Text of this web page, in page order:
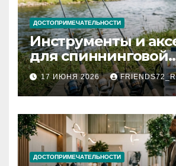
ДОСТОПРИМЕЧАТЕЛЬНОСТИ
Инструменты и
для спиннинговой
рыбалки:
типы
17 ИЮНЯ 2026
ДОСТОПРИМЕЧАТЕЛЬНОСТИ